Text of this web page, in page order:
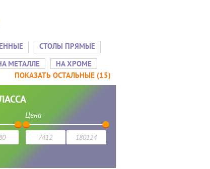
СТОЛЫ ПРЯМЫЕ
МЕТАЛЛЕ
НА ХРОМЕ
СЕРЫЕ
СВЕТЛЫЕ
ИТАЛИЯ
ПОКАЗАТЬ ОСТАЛЬНЫЕ (15)
Цена